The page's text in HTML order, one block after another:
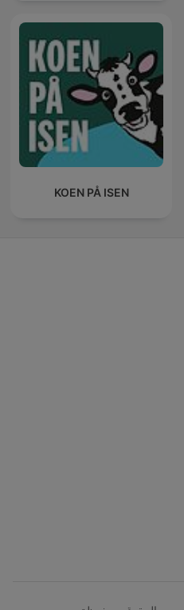
KOEN PÅ ISEN